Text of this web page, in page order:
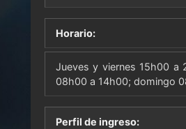
Horario:
Jueves y viernes 15h00 a
08h00 a 14h00; domingo
Perfil de ingreso: